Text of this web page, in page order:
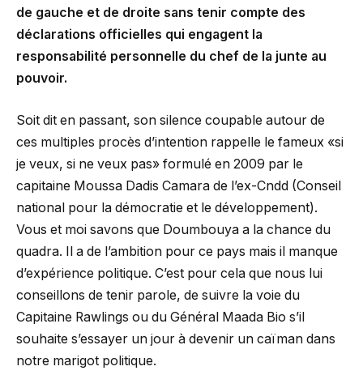
de gauche et de droite sans tenir compte des
déclarations officielles qui engagent la
responsabilité personnelle du chef de la junte au
pouvoir.
Soit dit en passant, son silence coupable autour de
ces multiples procès d’intention rappelle le fameux «si
je veux, si ne veux pas» formulé en 2009 par le
capitaine Moussa Dadis Camara de l’ex-Cndd (Conseil
national pour la démocratie et le développement).
Vous et moi savons que Doumbouya a la chance du
quadra. Il a de l’ambition pour ce pays mais il manque
d’expérience politique. C’est pour cela que nous lui
conseillons de tenir parole, de suivre la voie du
Capitaine Rawlings ou du Général Maada Bio s’il
souhaite s’essayer un jour à devenir un caïman dans
notre marigot politique.